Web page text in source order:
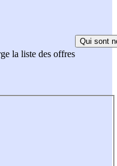
la liste des offres
Qui sont